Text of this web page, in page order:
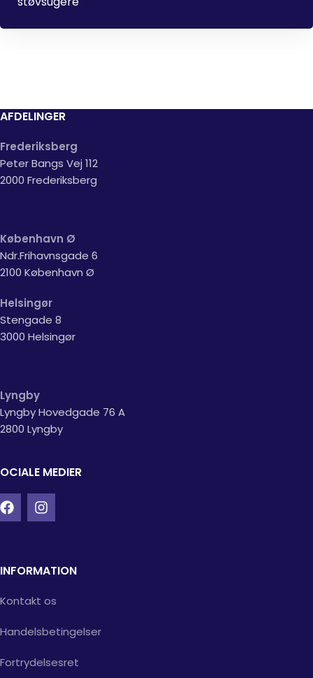
AFDELINGER
Frederiksberg
Peter Bangs Vej 112
2000 Frederiksberg
København Ø
Ndr.Frihavnsgade 6
2100 København Ø
Helsingør
Stengade 8
3000 Helsingør
Lyngby
Lyngby Hovedgade 76 A
2800 Lyngby
MEDIER
INFORMATION
Kontakt os
Handelsbetingelser
Fortrydelsesret